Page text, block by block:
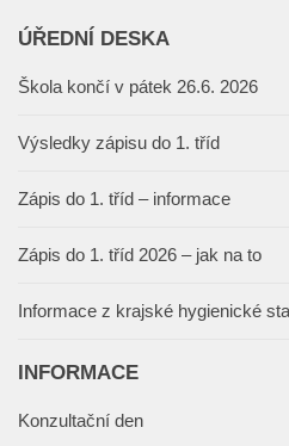
ÚŘEDNÍ DESKA
Škola končí v pátek 26.6. 2026
Výsledky zápisu do 1. tříd
Zápis do 1. tříd – informace
Zápis do 1. tříd 2026 – jak na to
Informace z krajské hygienické
INFORMACE
Konzultační den